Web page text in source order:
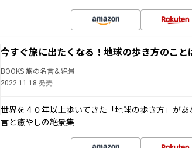
今すぐ旅に出たくなる！地球の歩き方のこと
BOOKS 旅の名言＆絶景
2022.11.18 発売
世界を４０年以上歩いてきた「地球の歩き方」が
言と癒やしの絶景集